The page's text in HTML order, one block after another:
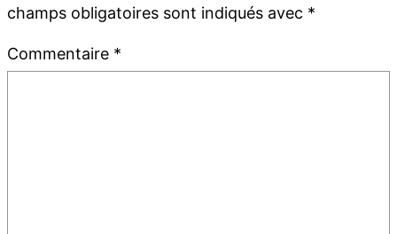
champs obligatoires sont indiqués avec *
Commentaire *